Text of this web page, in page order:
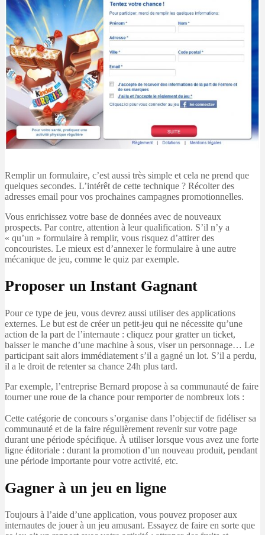
Remplir un formulaire, c’est aussi très simple et cela ne prend que
quelques secondes. L’intérêt de cette technique ? Récolter des
adresses email pour vos prochaines campagnes promotionnelles.
Vous enrichissez votre base de données avec de nouveaux
prospects. Par contre, attention à leur qualification. S’il n’y a
« qu’un » formulaire à remplir, vous risquez d’attirer des
concouristes. Le mieux est d’annexer le formulaire à une autre
mécanique de jeu, comme le quiz par exemple.
Proposer un Instant Gagnant
Pour ce type de jeu, vous devrez aussi utiliser des applications
externes. Le but est de créer un petit-jeu qui ne nécessite qu’une
action de la part de l’internaute : cliquez pour gratter un ticket,
baisser le manche d’une machine à sous, viser un personnage… Le
participant sait alors immédiatement s’il a gagné un lot. S’il a perdu,
il a le droit de retenter sa chance 24h plus tard.
Par exemple, l’entreprise Bernard propose à sa communauté de faire
tourner une roue de la chance pour remporter de nombreux lots :
Cette catégorie de concours s’organise dans l’objectif de fidéliser sa
communauté et de la faire régulièrement revenir sur votre page
durant une période spécifique. À utiliser lorsque vous avez une forte
ligne éditoriale : durant la promotion d’un nouveau produit, pendant
une période importante pour votre activité, etc.
Gagner à un jeu en ligne
Toujours à l’aide d’une application, vous pouvez proposer aux
internautes de jouer à un jeu amusant. Essayez de faire en sorte que